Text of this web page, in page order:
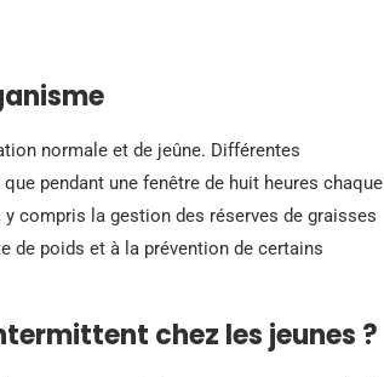
normale et de jeûne. Différentes
pendant une fenêtre de huit heures chaque
y compris la gestion des réserves de graisses
de poids et à la prévention de certains
chez les jeunes ?